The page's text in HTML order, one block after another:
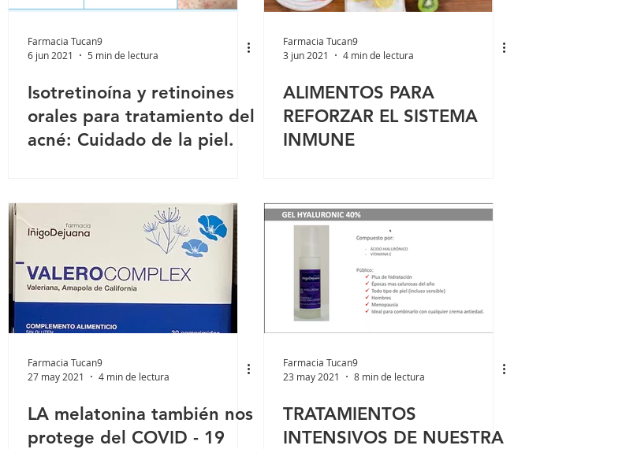
Farmacia Tucan9
6 jun 2021
5 min de lectura
Isotretinoína y retinoines
orales para tratamiento del
acné: Cuidado de la piel.
Farmacia Tucan9
3 jun 2021
4 min de lectura
ALIMENTOS PARA
REFORZAR EL SISTEMA
INMUNE
Farmacia Tucan9
27 may 2021
4 min de lectura
LA melatonina también nos
protege del COVID - 19
Farmacia Tucan9
23 may 2021
8 min de lectura
TRATAMIENTOS
INTENSIVOS DE NUESTRA